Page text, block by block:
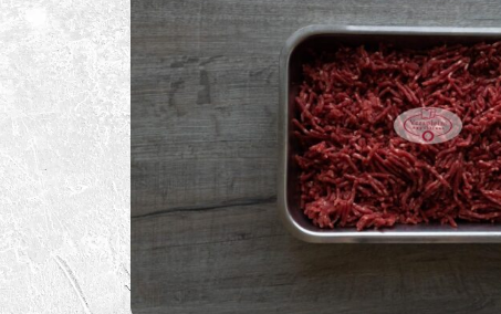
BBQ Sauzen
BBQ Benodigdheden
BBQ Voor De Kids